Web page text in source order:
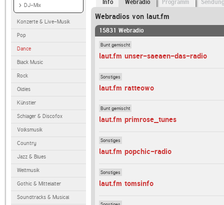
DJ-Mix
Konzerte & Live-Musik
Pop
Dance
Black Music
Rock
Oldies
Künstler
Schlager & Discofox
Volksmusik
Country
Jazz & Blues
Weltmusik
Gothic & Mittelalter
Soundtracks & Musical
Info Webradio Programm
Webradios von laut.fm
15831 Webradio
Bunt gemischt
laut.fm unser-saeaen-das-radio
Sonstiges
laut.fm ratteowo
Bunt gemischt
laut.fm primrose_tunes
Sonstiges
laut.fm popchic-radio
Sonstiges
laut.fm tomsinfo